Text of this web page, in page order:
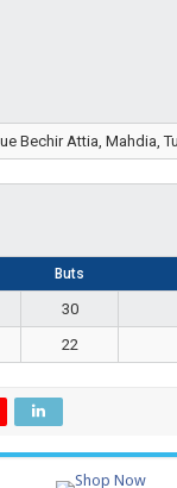
Bechir Attia, Mahdia,
Buts
30
22